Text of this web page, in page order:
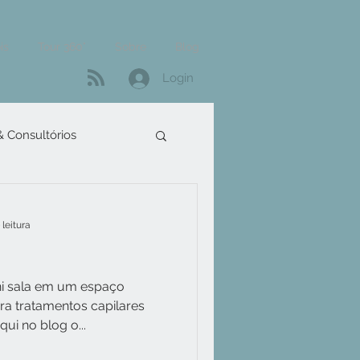
Tour 360° Sobre Blog
Login
Consultórios
sala em um espaço
tratamentos capilares
no blog o...
leitura